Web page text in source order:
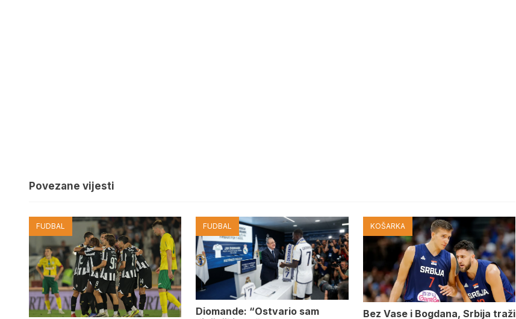
Povezane vijesti
FUDBAL FUDBAL
Diomande: “Ostvario sam
KOŠARKA
Bez Vase i Bogdana, Srbija traži